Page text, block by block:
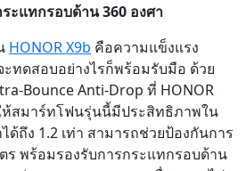
ะแทกรอบด้าน 360 องศา
HONOR X9b คือความแข็งแรง
ทดสอบอย่างไรก็พร้อมรับมือ ด้วย
Bounce Anti-Drop ที่ HONOR
สมาร์ทโฟนรุ่นนี้มีประสิทธิภาพใน
ด้ถึง 1.2 เท่า สามารถช่วยป้องกันการ
ร พร้อมรองรับการกระแทกรอบด้าน